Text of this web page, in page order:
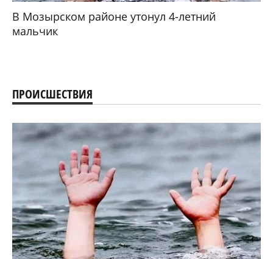
В Мозырском районе утонул 4-летний
мальчик
ПРОИСШЕСТВИЯ